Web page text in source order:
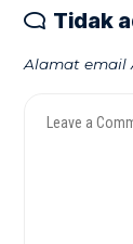
Tidak
Alamat email